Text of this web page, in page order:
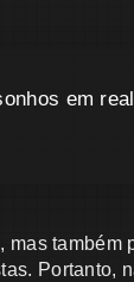
em
também
Portanto,